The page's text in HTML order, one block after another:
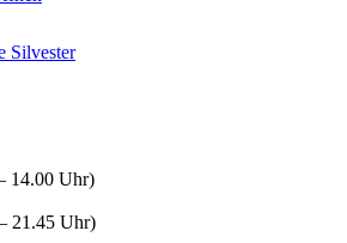
Silvester
14.00 Uhr)
21.45 Uhr)